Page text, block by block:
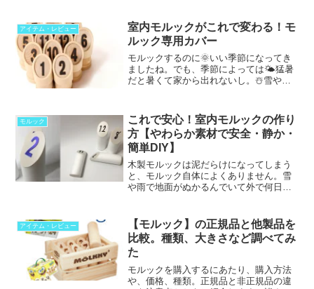
の購入者向けで...
アイテム・レビュー
室内モルックがこれで変わる！モ
ルック専用カバー
モルックするのに🌞いい季節になってき
ましたね。でも、季節によっては🌤️猛暑
だと暑くて家から出れないし。☃️雪や雨
用バンパーを使え...
モルック
これで安心！室内モルックの作り
方【やわらか素材で安全・静か・
簡単DIY】
木製モルックは泥だらけになってしまう
と、モルック自体によくありません。雪
や雨で地面がぬかるんでいて外で何日も
作ろう！」※部屋の中...
アイテム・レビュー
【モルック】の正規品と他製品を
比較。種類、大きさなど調べてみ
た
モルックを購入するにあたり、購入方法
や、価格、種類。正規品と非正規品の違